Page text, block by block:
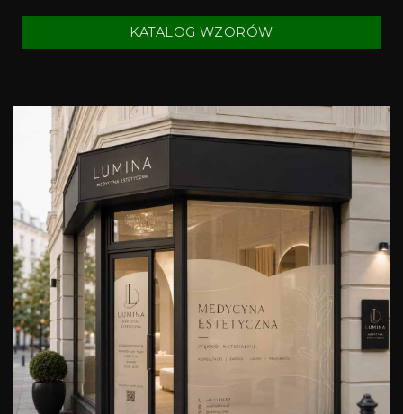
KATALOG WZORÓW